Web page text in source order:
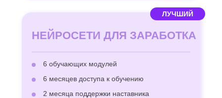
НЕЙРОСЕТИ ДЛЯ ЗАРАБОТКА
6 обучающих модулей
6 месяцев доступа к обучению
2 месяца поддержки наставника
ЛУЧШИЙ